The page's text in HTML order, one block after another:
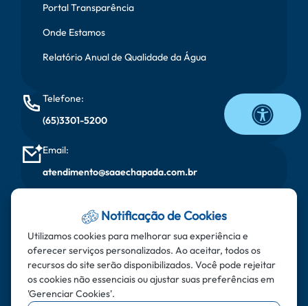
Portal Transparência
Onde Estamos
Relatório Anual de Qualidade da Água
Telefone:
(65)3301-5200
Email:
atendimento@saaechapada.com.br
Segunda à sexta, das 08:00 horas às 17:00 horas
Endereço:
Rua do Aricás - Bairro: Santa Cruz - CEP: 78.195-000 -
Chapada dos Guimarães - MT
Notificação de Cookies
Utilizamos cookies para melhorar sua experiência e
oferecer serviços personalizados. Ao aceitar, todos os
recursos do site serão disponibilizados. Você pode rejeitar
os cookies não essenciais ou ajustar suas preferências em
'Gerenciar Cookies'.